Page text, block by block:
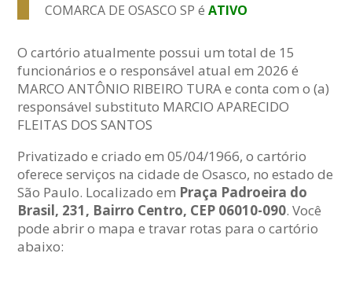
COMARCA DE OSASCO SP éATIVO
O cartório atualmente possui um total de 15
funcionários e o responsável atual em 2026 é
MARCO ANTÔNIO RIBEIRO TURA e conta com o (a)
responsável substituto MARCIO APARECIDO
FLEITAS DOS SANTOS
Privatizado e criado em 05/04/1966, o cartório
oferece serviços na cidade de Osasco, no estado de
São Paulo. Localizado em Praça Padroeira do
Brasil, 231, Bairro Centro, CEP 06010-090. Você
pode abrir o mapa e travar rotas para o cartório
abaixo: